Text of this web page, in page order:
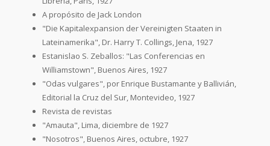
A propósito de Jack London
"Die Kapitalexpansion der Vereinigten Staaten in
Lateinamerika", Dr. Harry T. Collings, Jena, 1927
Estanislao S. Zeballos: "Las Conferencias en
Williamstown", Buenos Aires, 1927
"Odas vulgares", por Enrique Bustamante y Ballivián,
Editorial la Cruz del Sur, Montevideo, 1927
Revista de revistas
"Amauta", Lima, diciembre de 1927
"Nosotros", Buenos Aires, octubre, 1927